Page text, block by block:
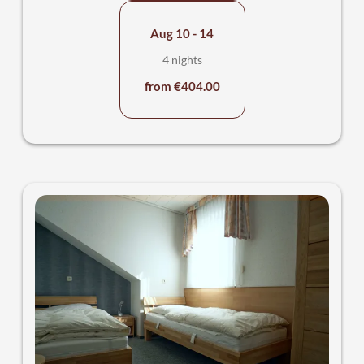
Aug 10 - 14
4 nights
from €404.00